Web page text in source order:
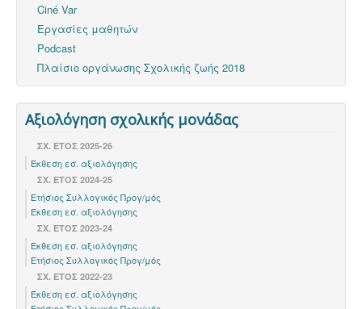
Ciné Var
Εργασίες μαθητών
Podcast
Πλαίσιο οργάνωσης Σχολικής ζωής 2018
Αξιολόγηση σχολικής μονάδας
ΣΧ. ΕΤΟΣ 2025-26
Έκθεση εσ. αξιολόγησης
ΣΧ. ΕΤΟΣ 2024-25
Ετήσιος Συλλογικός Προγ/μός
Έκθεση εσ. αξιολόγησης
ΣΧ. ΈΤΟΣ 2023-24
Έκθεση εσ. αξιολόγησης
Ετήσιος Συλλογικός Προγ/μός
ΣΧ. ΈΤΟΣ 2022-23
Έκθεση εσ. αξιολόγησης